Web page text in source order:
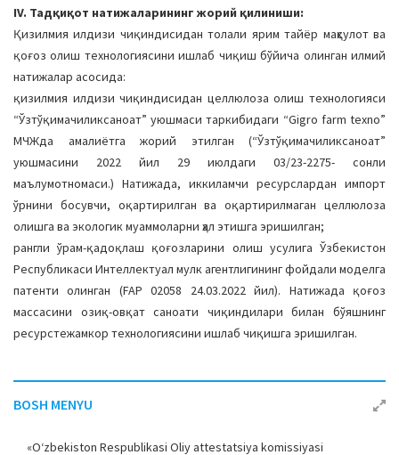
IV. Тадқиқот натижаларининг жорий қилиниши:
Қизилмия илдизи чиқиндисидан толали ярим тайёр маҳсулот ва
қоғоз олиш технологиясини ишлаб чиқиш бўйича олинган илмий
натижалар асосида:
қизилмия илдизи чиқиндисидан целлюлоза олиш технологияси
“Ўзтўқимачиликсаноат” уюшмаси таркибидаги “Gigro farm texno”
МЧЖда амалиётга жорий этилган (“Ўзтўқимачиликсаноат”
уюшмасини 2022 йил 29 июлдаги 03/23-2275- сонли
маълумотномаси.) Натижада, иккиламчи ресурслардан импорт
ўрнини босувчи, оқартирилган ва оқартирилмаган целлюлоза
олишга ва экологик муаммоларни ҳал этишга эришилган;
рангли ўрам-қадоқлаш қоғозларини олиш усулига Ўзбекистон
Республикаси Интеллектуал мулк агентлигининг фойдали моделга
патенти олинган (FAP 02058 24.03.2022 йил). Натижада қоғоз
массасини озиқ-овқат саноати чиқиндилари билан бўяшнинг
ресурстежамкор технологиясини ишлаб чиқишга эришилган.
BOSH MENYU
«O‘zbekiston Respublikasi Oliy attestatsiya komissiyasi